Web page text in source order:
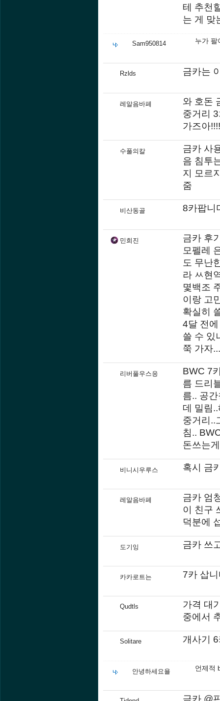
테 추천
는 게 맞
Sam950814 누가 팔
Rzlds 금카는
레알음바페
와 호돈
중거리
가즈아!!!!
수풀의칼
금카 사
음 침투
지 모르
줌
비산동골 8카팝니
민희진
금카 후
모펠레
도 무난
라 ㅆ현
몇백조
이랑 고
확실히
4달 전
쓸 수 있
쭉 가자
리버풀우스응
BWC 7
름 드리
름.. 공
데 밀림
중거리..
침..
돈쓰는
비니시우루스 혹시 금
레알음바페
금카 엄
이 친구
덕분에
도기잉 금카 쓰
카카로트는 7카 삽
Qudtls
가격 대
중에서
Solitare 개사기
안녕하세요욜 언제적
금카 @